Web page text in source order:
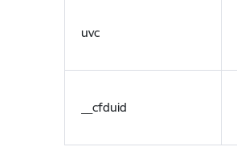
uvc
__cfduid